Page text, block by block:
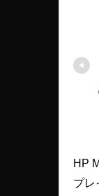
HP
プレ